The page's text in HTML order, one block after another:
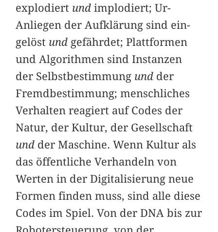
explodiert und implodiert; Ur-
Anliegen der Aufklärung sind ein­
gelöst und gefährdet; Plattformen
und Algorithmen sind Instanzen
der Selbstbestimmung und der
Fremdbestimmung; menschliches
Verhalten reagiert auf Codes der
Natur, der Kultur, der Gesellschaft
und der Maschine. Wenn Kultur als
das öffentliche Verhandeln von
Werten in der Digitalisierung neue
Formen finden muss, sind alle diese
Codes im Spiel. Von der DNA bis zur